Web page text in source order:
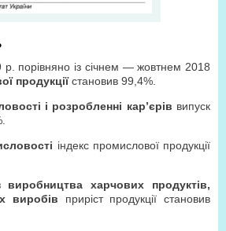
р. порівняно із січнем — жовтнем 2018
продукціїстановив 99,4%.
і розробленні кар’єрів випуск
індекс промислової продукції
виробництва харчових продуктів,
виробів приріст продукції становив